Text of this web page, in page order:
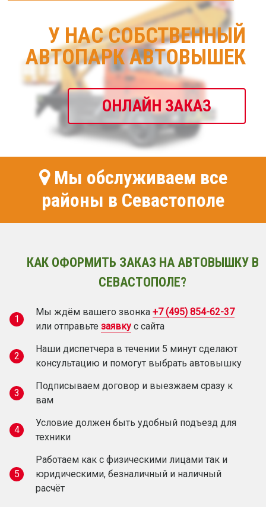
У НАС СОБСТВЕННЫЙ
АВТОПАРК АВТОВЫШЕК
ОНЛАЙН ЗАКАЗ
Мы обслуживаем все
районы в Севастополе
КАК ОФОРМИТЬ ЗАКАЗ НА АВТОВЫШКУ В
СЕВАСТОПОЛЕ?
1
Мы ждём вашего звонка +7 (495) 854-62-37
или отправьте заявку с сайта
2
Наши диспетчера в течении 5 минут сделают
консультацию и помогут выбрать автовышку
3
Подписываем договор и выезжаем сразу к
вам
4
Условие должен быть удобный подъезд для
техники
5
Работаем как с физическими лицами так и
юридическими, безналичный и наличный
расчёт